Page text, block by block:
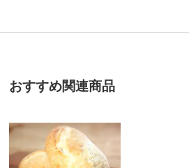
商品番号 900-N993-77
¥1,190
※軽減税率対象です。
★★★★★
★★
★★★
★★★★★
おすすめ関連商品